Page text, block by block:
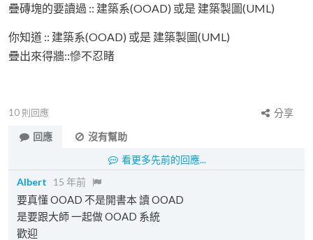
疊磚塊的要讀過 :: 建築系(OOAD) 或是 建築製圖(UML)
你知道 :: 建築系(OOAD) 或是 建築製圖(UML)
疊出來得牆::慘不忍睹
10 則回應
分享
回應
沒有幫助
看更多先前的回應...
Albert
15 年前
要真懂 OOAD 不是開書本 讀 OOAD
是要跟大師 一起做 OOAD 系統
歡迎